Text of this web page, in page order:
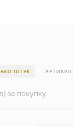
ШТУК АРТИКУЛ:
за покупку